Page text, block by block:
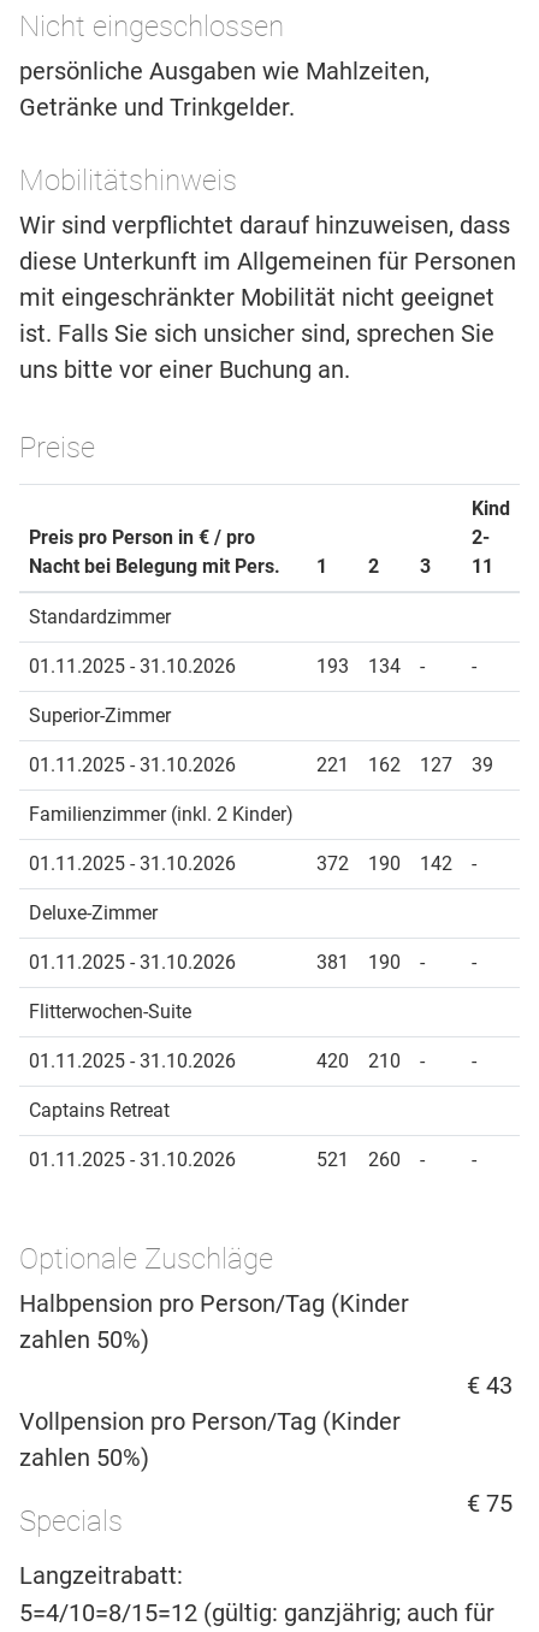
Nicht eingeschlossen
persönliche Ausgaben wie Mahlzeiten,
Getränke und Trinkgelder.
Mobilitätshinweis
Wir sind verpflichtet darauf hinzuweisen, dass
diese Unterkunft im Allgemeinen für Personen
mit eingeschränkter Mobilität nicht geeignet
ist. Falls Sie sich unsicher sind, sprechen Sie
uns bitte vor einer Buchung an.
Preise
Preis pro Person in € / pro
Nacht bei Belegung mit Pers.
1 2 3
Kind
2-
11
Standardzimmer
01.11.2025 - 31.10.2026 193 134 - -
Superior-Zimmer
01.11.2025 - 31.10.2026 221 162 127 39
Familienzimmer (inkl. 2 Kinder)
01.11.2025 - 31.10.2026 372 190 142 -
Deluxe-Zimmer
01.11.2025 - 31.10.2026 381 190 - -
Flitterwochen-Suite
01.11.2025 - 31.10.2026 420 210 - -
Captains Retreat
01.11.2025 - 31.10.2026 521 260 - -
Optionale Zuschläge
Halbpension pro Person/Tag (Kinder
zahlen 50%)
€ 43
Vollpension pro Person/Tag (Kinder
zahlen 50%)
€ 75
Specials
Langzeitrabatt:
5=4/10=8/15=12 (gültig: ganzjährig; auch für